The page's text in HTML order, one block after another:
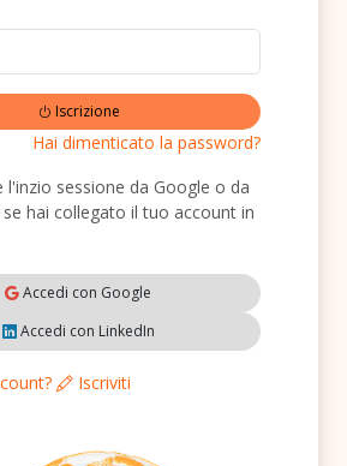
Iscrizione
Hai dimenticato la password?
l'inzio sessione da Google o da
hai collegato il tuo account in
Accedi con Google
Accedi con LinkedIn
Iscriviti